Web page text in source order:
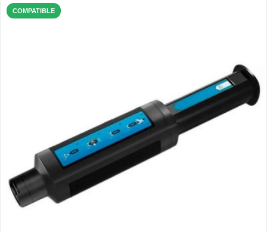
COMPATIBLE